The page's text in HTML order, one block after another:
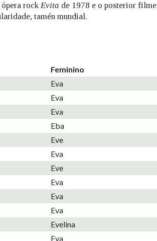
rock Evita de 1978 e o posterior filme
tamén mundial.
Feminino
Eva
Eva
Eva
Eba
Eve
Eva
Eve
Eva
Eva
Eva
Evelina
Eva